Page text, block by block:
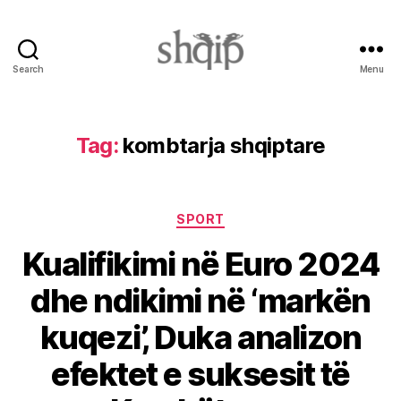
Search Menu
Tag: kombtarja shqiptare
Categories
SPORT
Kualifikimi në Euro 2024
dhe ndikimi në ‘markën
kuqezi’, Duka analizon
efektet e suksesit të